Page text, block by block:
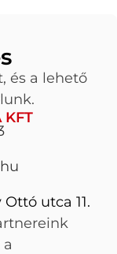
és a lehető
KFT
utca 11.